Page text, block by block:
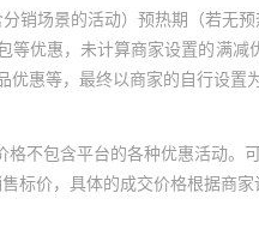
分销场景的活动）预热期（若
优惠，未计算商家设置的满
惠等，最终以商家的自行设
不包含平台的各种优惠活动。
标价，具体的成交价格根据商